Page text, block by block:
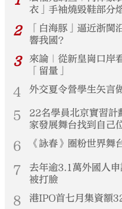
衣」手袖燒毀鞋部分
2
「白海豚」逼近浙
響我國？
3
來論｜從新皇崗口
「留量」
4 外交夏令營學生矢言
5
22名學員北京實習
家發展舞台找到自己
6 《詠春》圈粉世界
7
去年逾3.1萬外國人
被打臉
8 港IPO首七月集資額